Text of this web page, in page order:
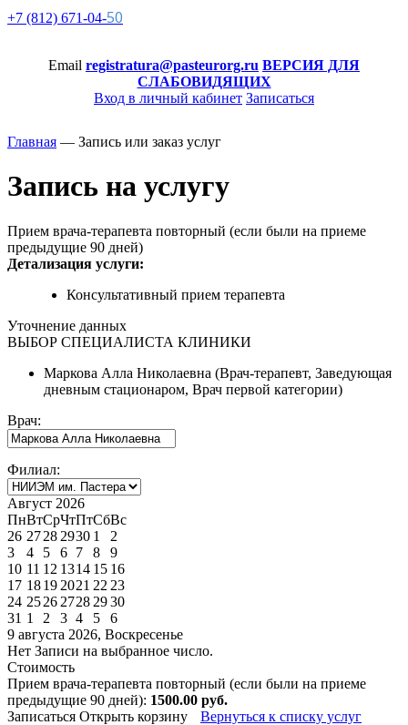
+7 (812) 671-04-50
Email registratura@pasteurorg.ru ВЕРСИЯ ДЛЯ
СЛАБОВИДЯЩИХ
Вход в личный кабинет Записаться
Главная — Запись или заказ услуг
Запись на услугу
Прием врача-терапевта повторный (если были на приеме
предыдущие 90 дней)
Детализация услуги:
Консультативный прием терапевта
Уточнение данных
ВЫБОР СПЕЦИАЛИСТА КЛИНИКИ
Маркова Алла Николаевна (Врач-терапевт, Заведующая
дневным стационаром, Врач первой категории)
Врач:
Филиал:
Август 2026
ПнВтСрЧтПтСбВс
26 2728 2930 1
2
3
4 5 6 7 8
9
10 11 12 1314 15 16
17 1819 2021 22 23
24 2526 2728 2930
31 1 2 3 4 5
6
9 августа 2026, Воскресенье
Нет Записи на выбранное число.
Стоимость
Прием врача-терапевта повторный (если были на приеме
предыдущие 90 дней): 1500.00 руб.
Записаться Открыть корзину Вернуться к списку услуг